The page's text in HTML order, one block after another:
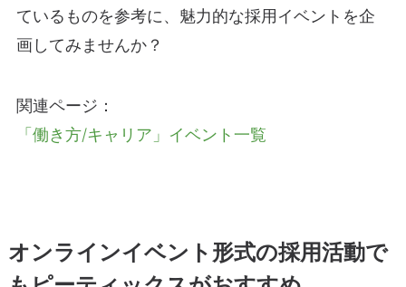
ているものを参考に、魅力的な採用イベントを企
画してみませんか？
関連ページ：
「働き方/キャリア」イベント一覧
オンラインイベント形式の採用活動で